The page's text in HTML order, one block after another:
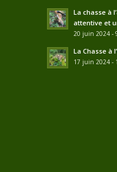
La chasse à
attentive et
20 juin 2024 -
La Chasse à
17 juin 2024 -